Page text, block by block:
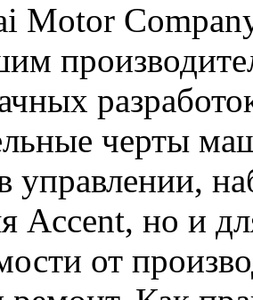
Company
черты
управлении,
Аccent, но и
от